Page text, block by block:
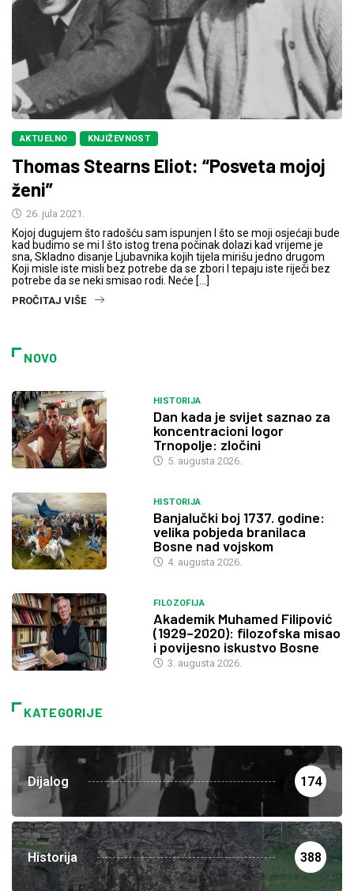
AKTUELNO KNJIŽEVNOST
Thomas Stearns Eliot: “Posveta mojoj
ženi”
26. jula 2021.
Kojoj dugujem što radošću sam ispunjen I što se moji osjećaji bude
kad budimo se mi I što istog trena počinak dolazi kad vrijeme je
sna, Skladno disanje Ljubavnika kojih tijela mirišu jedno drugom
Koji misle iste misli bez potrebe da se zbori I tepaju iste riječi bez
potrebe da se neki smisao rodi. Neće […]
PROČITAJ VIŠE
NOVO
HISTORIJA
Dan kada je svijet saznao za
koncentracioni logor
Trnopolje: zločini
5. augusta 2026.
HISTORIJA
Banjalučki boj 1737. godine:
velika pobjeda branilaca
Bosne nad vojskom
4. augusta 2026.
FILOZOFIJA
Akademik Muhamed Filipović
(1929–2020): filozofska misao
i povijesno iskustvo Bosne
3. augusta 2026.
KATEGORIJE
Dijalog 174
Historija 388